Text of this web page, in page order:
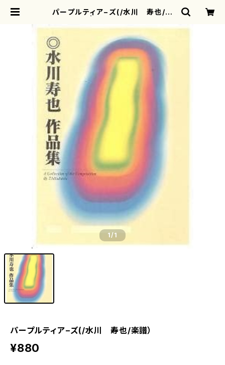
パープルティア−ズ(/水川 寿也/楽
1/1
パープルティア−ズ(/水川 寿也/楽譜）
¥880